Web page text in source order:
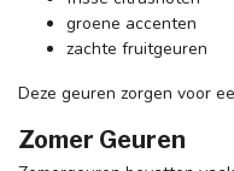
groene accenten
zachte fruitgeuren
Deze geuren zorgen voor
Zomer Geuren